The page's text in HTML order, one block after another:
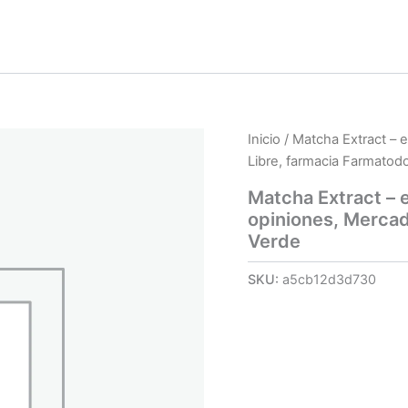
Inicio / Matcha Extract –
Libre, farmacia
Matcha Extract –
opiniones,
Verde
SKU: a5cb12d3d730